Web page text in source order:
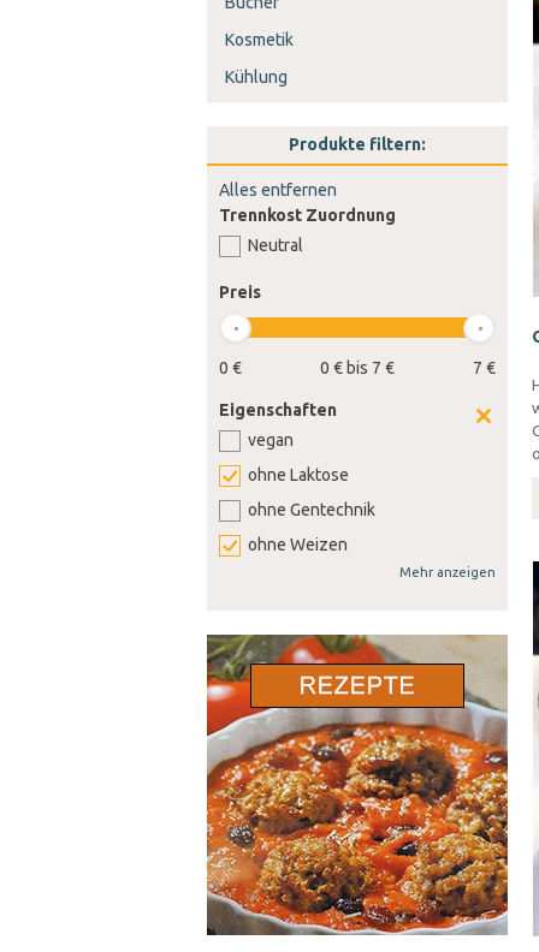
Kosmetik
Kühlung
Produkte filtern:
Alles entfernen
Trennkost Zuordnung
Neutral
Preis
0 € 7 €
0 € bis 7 €
Eigenschaften
vegan
ohne Laktose
ohne Gentechnik
ohne Weizen
ohne Sellerie
ohne Lupine
ohne Gluten
ohne Nüsse
Mehr anzeigen